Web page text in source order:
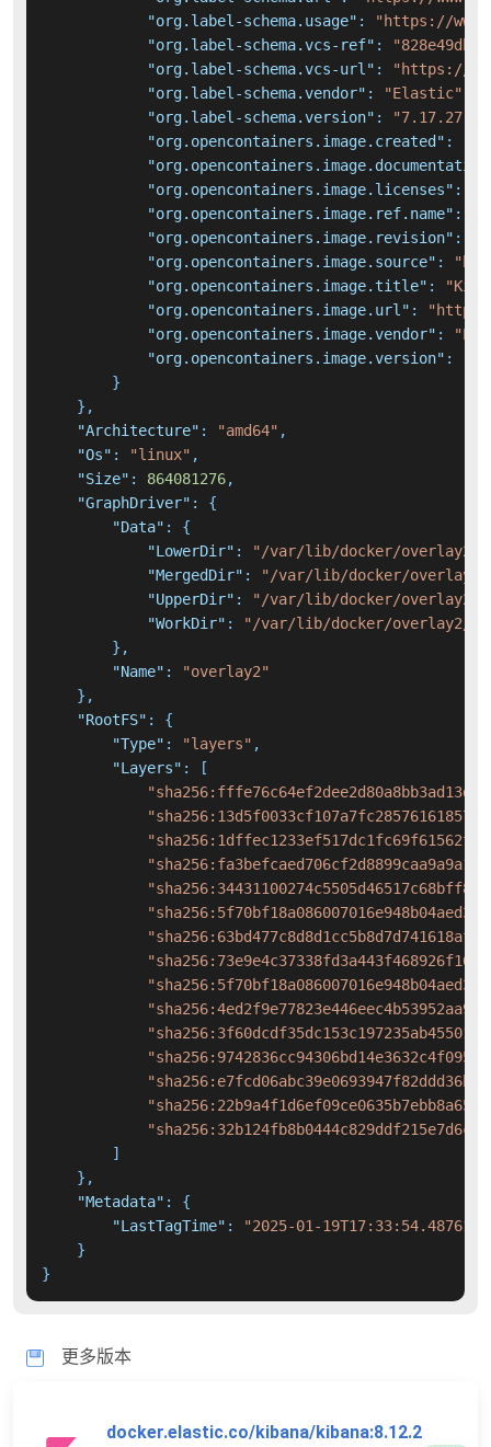
"org.label-schema.usage" :
"https://
"org.label-schema.vcs-ref" :
"org.label-schema.vcs-url" :
"https://
"org.label-schema.vendor" : "Elastic"
"org.label-schema.version" : "7.17.27"
"org.opencontainers.image.created" :
"org.opencontainers.image.licenses" :
"org.opencontainers.image.ref.name" :
"org.opencontainers.image.revision" :
"org.opencontainers.image.source" :
"org.opencontainers.image.title" :
"org.opencontainers.image.url" :
"org.opencontainers.image.vendor" :
"org.opencontainers.image.version" :
}
} ,
"Architecture" : "amd64" ,
"Os" : "linux" ,
"Size" : 864081276,
"GraphDriver" :
{
"Data" :
{
"LowerDir" :
"/var/lib/docker/overlay2/
"MergedDir" :
"/var/lib/docker/overlay2/
"UpperDir" :
"/var/lib/docker/overlay2/
"WorkDir" :
"/var/lib/docker/overlay2/
} ,
"Name" :
"overlay2"
} ,
"RootFS" :
{
"Type" : "layers" ,
"Layers" :
[
]
} ,
"Metadata" :
{
"LastTagTime" :
"2025-01-
}
}
更多版本
docker.elastic.co/kibana/kibana:8.12.2